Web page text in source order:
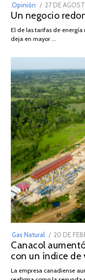
Opinión
POSTED
ON
27 DE
Un negocio
El de las tarifas de
deja en mayor …
Gas Natural
POSTED
ON
20 DE
Canacol
con un índice de
La empresa canadiense